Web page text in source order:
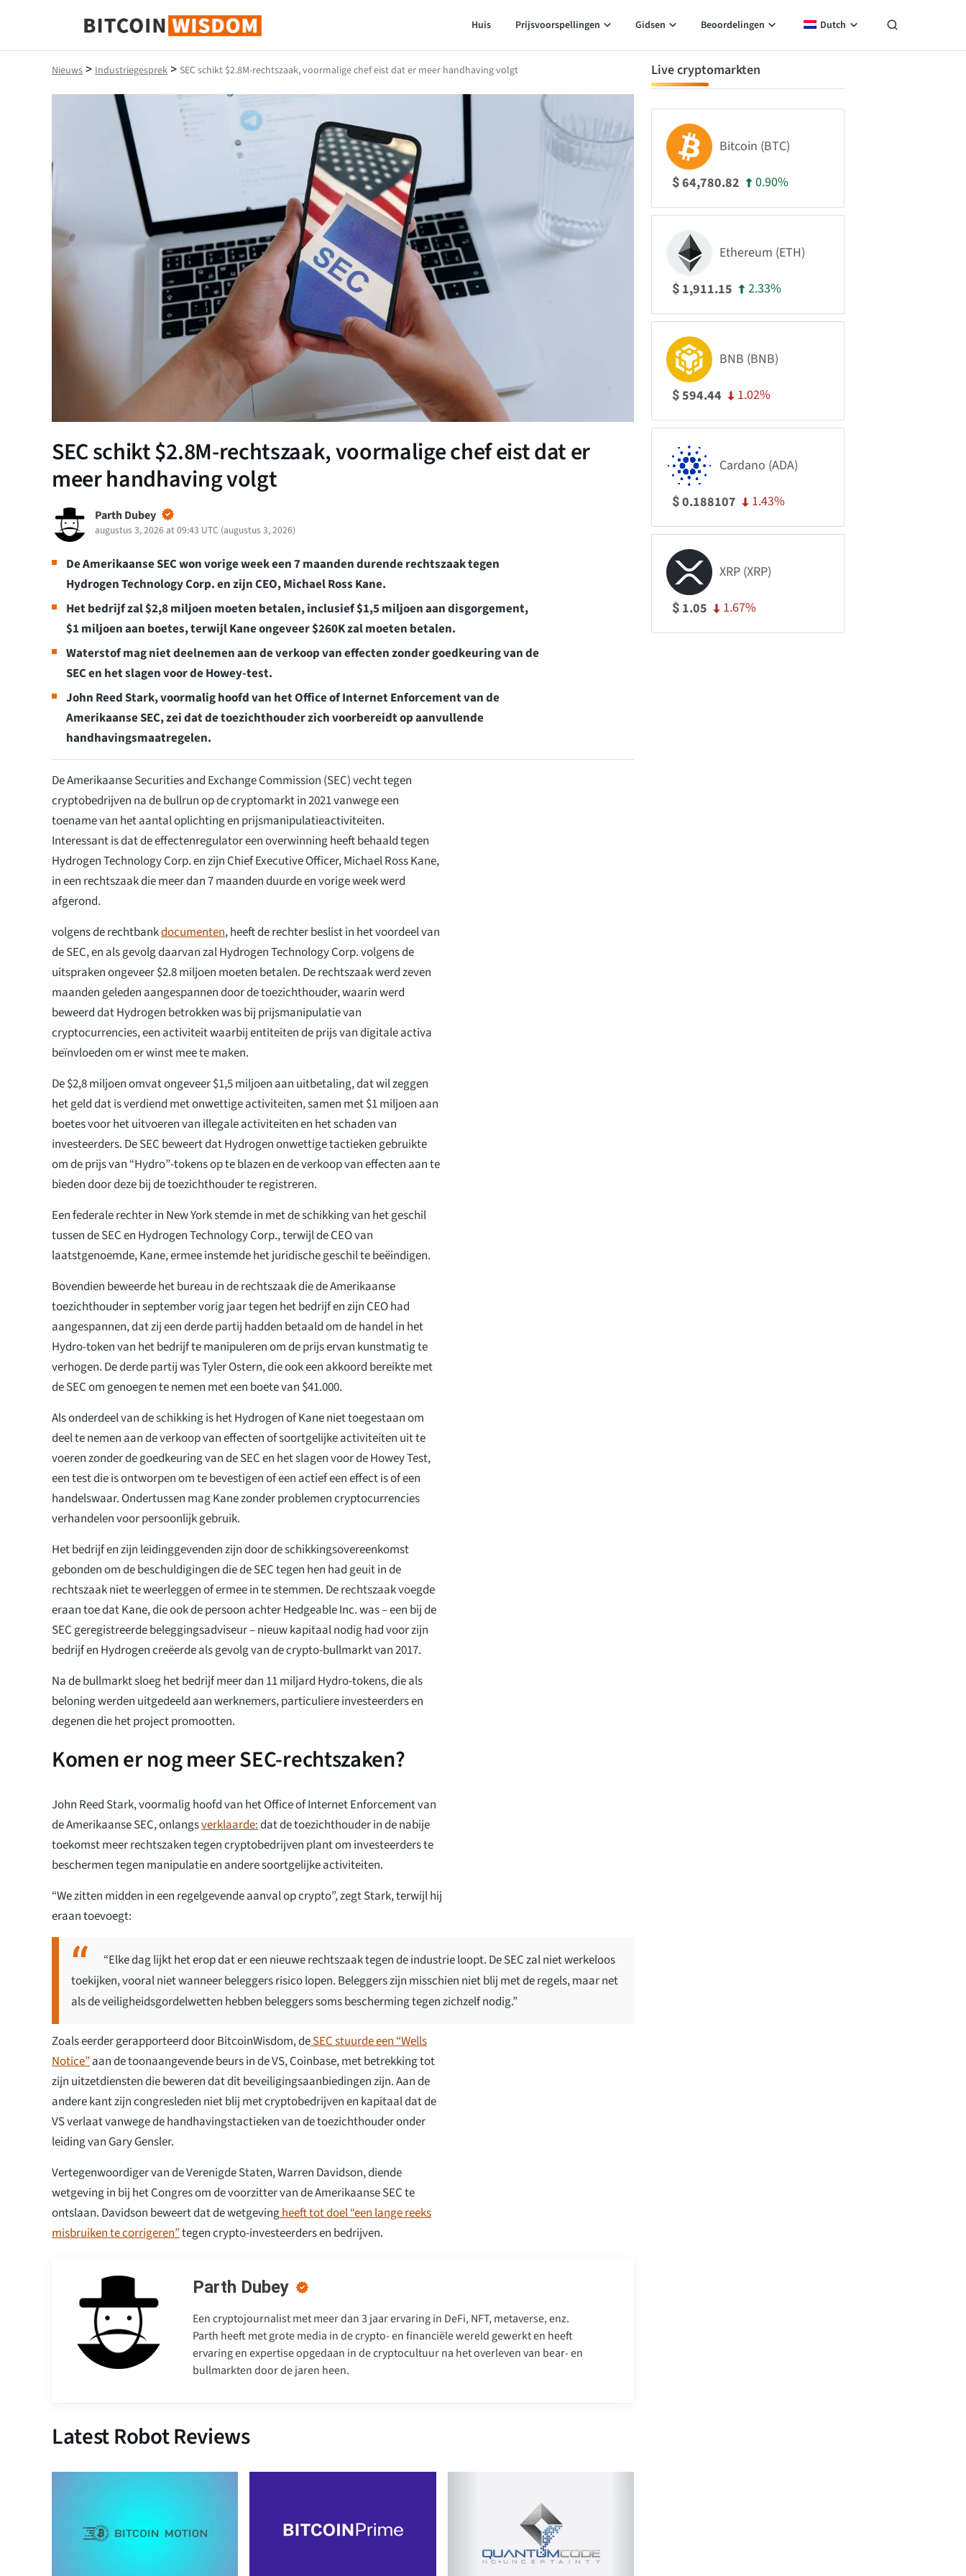
Bitcoin-wijsheid
Huis Prijsvoorspellingen Gidsen Beoordelingen Dutch
Nieuws > Industriegesprek > SEC schikt $2.8M-rechtszaak, voormalige chef eist dat er meer handhaving volgt
SEC schikt $2.8M-rechtszaak, voormalige chef eist dat er
meer handhaving volgt
Parth Dubey
augustus 3, 2026 at 09:43 UTC (augustus 3, 2026)
De Amerikaanse SEC won vorige week een 7 maanden durende rechtszaak tegen
Hydrogen Technology Corp. en zijn CEO, Michael Ross Kane.
Het bedrijf zal $2,8 miljoen moeten betalen, inclusief $1,5 miljoen aan disgorgement,
$1 miljoen aan boetes, terwijl Kane ongeveer $260K zal moeten betalen.
Waterstof mag niet deelnemen aan de verkoop van effecten zonder goedkeuring van de
SEC en het slagen voor de Howey-test.
John Reed Stark, voormalig hoofd van het Office of Internet Enforcement van de
Amerikaanse SEC, zei dat de toezichthouder zich voorbereidt op aanvullende
handhavingsmaatregelen.
De Amerikaanse Securities and Exchange Commission (SEC) vecht tegen
cryptobedrijven na de bullrun op de cryptomarkt in 2021 vanwege een
toename van het aantal oplichting en prijsmanipulatieactiviteiten.
Interessant is dat de effectenregulator een overwinning heeft behaald tegen
Hydrogen Technology Corp. en zijn Chief Executive Officer, Michael Ross Kane,
in een rechtszaak die meer dan 7 maanden duurde en vorige week werd
afgerond.
volgens de rechtbankdocumenten, heeft de rechter beslist in het voordeel van
de SEC, en als gevolg daarvan zal Hydrogen Technology Corp. volgens de
uitspraken ongeveer $2.8 miljoen moeten betalen. De rechtszaak werd zeven
maanden geleden aangespannen door de toezichthouder, waarin werd
beweerd dat Hydrogen betrokken was bij prijsmanipulatie van
cryptocurrencies, een activiteit waarbij entiteiten de prijs van digitale activa
beïnvloeden om er winst mee te maken.
De $2,8 miljoen omvat ongeveer $1,5 miljoen aan uitbetaling, dat wil zeggen
het geld dat is verdiend met onwettige activiteiten, samen met $1 miljoen aan
boetes voor het uitvoeren van illegale activiteiten en het schaden van
investeerders. De SEC beweert dat Hydrogen onwettige tactieken gebruikte
om de prijs van “Hydro”-tokens op te blazen en de verkoop van effecten aan te
bieden door deze bij de toezichthouder te registreren.
Een federale rechter in New York stemde in met de schikking van het geschil
tussen de SEC en Hydrogen Technology Corp., terwijl de CEO van
laatstgenoemde, Kane, ermee instemde het juridische geschil te beëindigen.
Bovendien beweerde het bureau in de rechtszaak die de Amerikaanse
toezichthouder in september vorig jaar tegen het bedrijf en zijn CEO had
aangespannen, dat zij een derde partij hadden betaald om de handel in het
Hydro-token van het bedrijf te manipuleren om de prijs ervan kunstmatig te
verhogen. De derde partij was Tyler Ostern, die ook een akkoord bereikte met
de SEC om genoegen te nemen met een boete van $41.000.
Als onderdeel van de schikking is het Hydrogen of Kane niet toegestaan om
deel te nemen aan de verkoop van effecten of soortgelijke activiteiten uit te
voeren zonder de goedkeuring van de SEC en het slagen voor de Howey Test,
een test die is ontworpen om te bevestigen of een actief een effect is of een
handelswaar. Ondertussen mag Kane zonder problemen cryptocurrencies
verhandelen voor persoonlijk gebruik.
Het bedrijf en zijn leidinggevenden zijn door de schikkingsovereenkomst
gebonden om de beschuldigingen die de SEC tegen hen had geuit in de
rechtszaak niet te weerleggen of ermee in te stemmen. De rechtszaak voegde
eraan toe dat Kane, die ook de persoon achter Hedgeable Inc. was – een bij de
SEC geregistreerde beleggingsadviseur – nieuw kapitaal nodig had voor zijn
bedrijf en Hydrogen creëerde als gevolg van de crypto-bullmarkt van 2017.
Na de bullmarkt sloeg het bedrijf meer dan 11 miljard Hydro-tokens, die als
beloning werden uitgedeeld aan werknemers, particuliere investeerders en
degenen die het project promootten.
Komen er nog meer SEC-rechtszaken?
John Reed Stark, voormalig hoofd van het Office of Internet Enforcement van
de Amerikaanse SEC, onlangsverklaarde:dat de toezichthouder in de nabije
toekomst meer rechtszaken tegen cryptobedrijven plant om investeerders te
beschermen tegen manipulatie en andere soortgelijke activiteiten.
“We zitten midden in een regelgevende aanval op crypto”, zegt Stark, terwijl hij
eraan toevoegt:
“Elke dag lijkt het erop dat er een nieuwe rechtszaak tegen de industrie loopt. De SEC zal niet werkeloos
toekijken, vooral niet wanneer beleggers risico lopen. Beleggers zijn misschien niet blij met de regels, maar net
als de veiligheidsgordelwetten hebben beleggers soms bescherming tegen zichzelf nodig.”
Zoals eerder gerapporteerd door BitcoinWisdom, deSEC stuurde een “Wells
Notice”aan de toonaangevende beurs in de VS, Coinbase, met betrekking tot
zijn uitzetdiensten die beweren dat dit beveiligingsaanbiedingen zijn. Aan de
andere kant zijn congresleden niet blij met cryptobedrijven en kapitaal dat de
VS verlaat vanwege de handhavingstactieken van de toezichthouder onder
leiding van Gary Gensler.
Vertegenwoordiger van de Verenigde Staten, Warren Davidson, diende
wetgeving in bij het Congres om de voorzitter van de Amerikaanse SEC te
ontslaan. Davidson beweert dat de wetgevingheeft tot doel “een lange reeks
misbruiken te corrigeren”tegen crypto-investeerders en bedrijven.
Parth Dubey
Een cryptojournalist met meer dan 3 jaar ervaring in DeFi, NFT, metaverse, enz.
Parth heeft met grote media in de crypto- en financiële wereld gewerkt en heeft
ervaring en expertise opgedaan in de cryptocultuur na het overleven van bear- en
bullmarkten door de jaren heen.
Latest Robot Reviews
Live cryptomarkten
Bitcoin (BTC)
$64,780.82 0.90%
Ethereum (ETH)
$ 1,911.15 2.33%
BNB (BNB)
$594.44 1.02%
Cardano (ADA)
$0.188107 1.43%
XRP (XRP)
$ 1.05 1.67%